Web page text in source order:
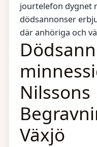
jourtelefon dygnet
dödsannonser
där anhöriga och
Nilssons
Växjö